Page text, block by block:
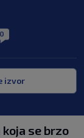
0
izvor
se brzo